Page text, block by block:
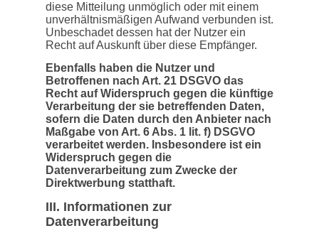
diese Mitteilung unmöglich oder mit einem
unverhältnismäßigen Aufwand verbunden ist.
Unbeschadet dessen hat der Nutzer ein
Recht auf Auskunft über diese Empfänger.
Ebenfalls haben die Nutzer und
Betroffenen nach Art. 21 DSGVO das
Recht auf Widerspruch gegen die künftige
Verarbeitung der sie betreffenden Daten,
sofern die Daten durch den Anbieter nach
Maßgabe von Art. 6 Abs. 1 lit. f) DSGVO
verarbeitet werden. Insbesondere ist ein
Widerspruch gegen die
Datenverarbeitung zum Zwecke der
Direktwerbung statthaft.
III. Informationen zur
Datenverarbeitung